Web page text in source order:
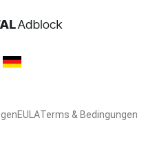
EULATerms & Bedingungen